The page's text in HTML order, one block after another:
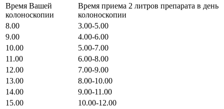
Время Вашей
колоноскопии
Время приема 2 литров препарата в день
колоноскопии
8.00
3.00-5.00
9.00
4.00-6.00
10.00
5.00-7.00
11.00
6.00-8.00
12.00
7.00-9.00
13.00
8.00-10.00
14.00
9.00-11.00
15.00
10.00-12.00